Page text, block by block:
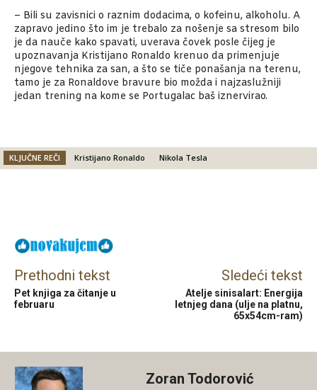
– Bili su zavisnici o raznim dodacima, o kofeinu, alkoholu. A
zapravo jedino što im je trebalo za nošenje sa stresom bilo
je da nauče kako spavati, uverava čovek posle čijeg je
upoznavanja Kristijano Ronaldo krenuo da primenjuje
njegove tehnika za san, a što se tiče ponašanja na terenu,
tamo je za Ronaldove bravure bio možda i najzaslužniji
jedan trening na kome se Portugalac baš iznervirao.
KLJUČNE REČI Kristijano Ronaldo Nikola Tesla
Prethodni tekst
Pet knjiga za čitanje u
februaru
Sledeći tekst
Atelje sinisalart: Energija
letnjeg dana (ulje na platnu,
65x54cm-ram)
Zoran Todorović